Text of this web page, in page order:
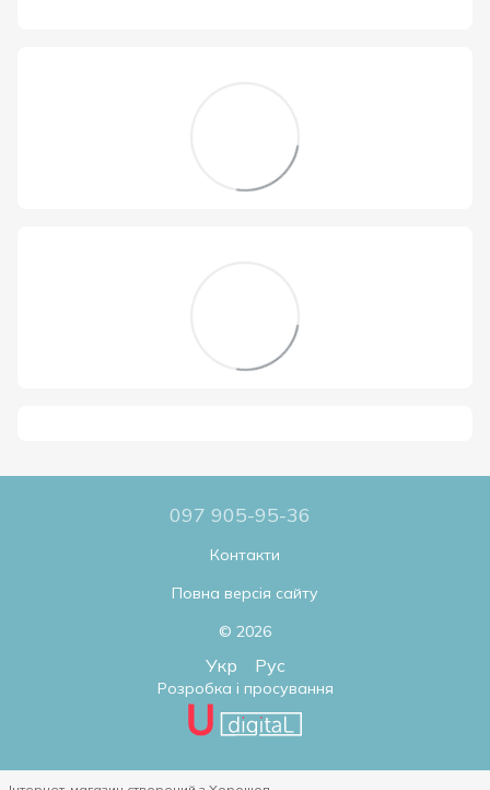
097 905-95-36
Контакти
Повна версія сайту
© 2026
Укр Рус
Розробка і просування